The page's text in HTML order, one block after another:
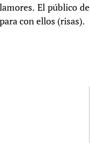
El público de
con ellos (risas).